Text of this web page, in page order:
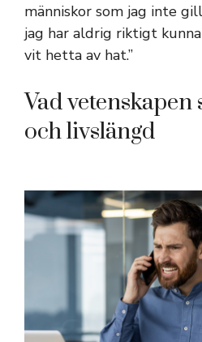
människor som jag inte
jag har aldrig riktigt
vit hetta av hat.”
Vad vetenskapen
och livslängd